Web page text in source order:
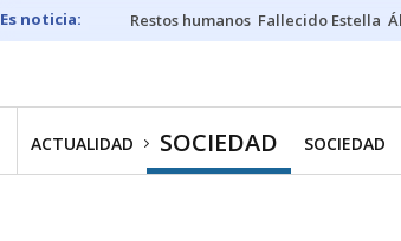
Restos humanos Fallecido Estella
ACTUALIDAD SOCIEDAD SOCIEDAD